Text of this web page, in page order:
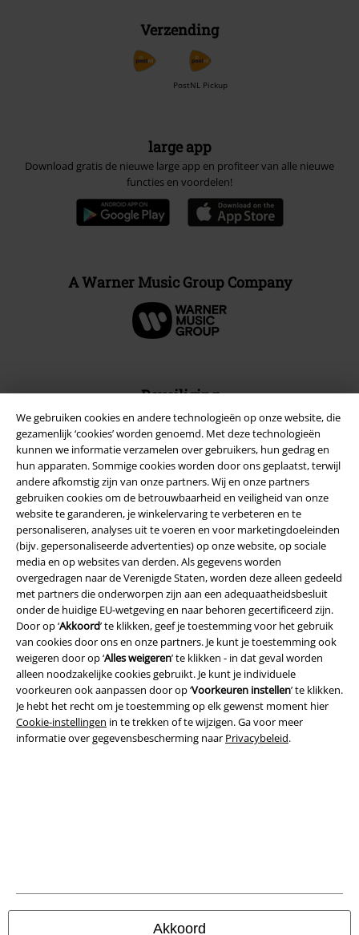
We gebruiken cookies en andere technologieën op onze website, die
gezamenlijk ‘cookies’ worden genoemd. Met deze technologieën
kunnen we informatie verzamelen over gebruikers, hun gedrag en
hun apparaten. Sommige cookies worden door ons geplaatst, terwijl
andere afkomstig zijn van onze partners. Wij en onze partners
gebruiken cookies om de betrouwbaarheid en veiligheid van onze
website te garanderen, je winkelervaring te verbeteren en te
personaliseren, analyses uit te voeren en voor marketingdoeleinden
(bijv. gepersonaliseerde advertenties) op onze website, op sociale
media en op websites van derden. Als gegevens worden
overgedragen naar de Verenigde Staten, worden deze alleen gedeeld
met partners die onderworpen zijn aan een adequaatheidsbesluit
onder de huidige EU-wetgeving en naar behoren gecertificeerd zijn.
Door op ‘Akkoord’ te klikken, geef je toestemming voor het gebruik
van cookies door ons en onze partners. Je kunt je toestemming ook
weigeren door op ‘Alles weigeren’ te klikken - in dat geval worden
alleen noodzakelijke cookies gebruikt. Je kunt je individuele
voorkeuren ook aanpassen door op ‘Voorkeuren instellen’ te klikken.
Je hebt het recht om je toestemming op elk gewenst moment hier
Cookie-instellingen in te trekken of te wijzigen. Ga voor meer
informatie over gegevensbescherming naar Privacybeleid.
Akkoord
Verzending
PostNL Pickup
large app
Download gratis de nieuwe large app en profiteer van alle nieuwe
functies en voordelen!
A Warner Music Group Company
Beveiliging
Legal
Algemene Voorwaarden
Bedrijfsgegevens
Privacyverklaring
Alle prijzen incl.wettelijke BTW
© 1986-2026 Large Popmerchandising B.V.